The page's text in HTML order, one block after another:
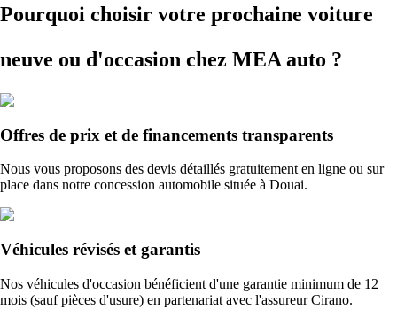
Pourquoi choisir votre prochaine voiture
neuve ou d'occasion chez MEA auto ?
Offres de prix et de financements transparents
Nous vous proposons des devis détaillés gratuitement en ligne ou sur
place dans notre concession automobile située à Douai.
Véhicules révisés et garantis
Nos véhicules d'occasion bénéficient d'une garantie minimum de 12
mois (sauf pièces d'usure) en partenariat avec l'assureur Cirano.